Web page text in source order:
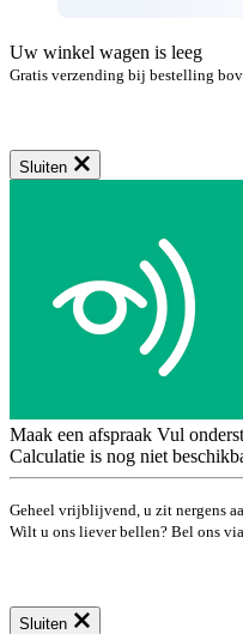
Uw winkel wagen is leeg
Gratis verzending bij bestelling
Sluiten
Maak een afspraak Vul
Calculatie is nog niet
Geheel vrijblijvend, u zit nergens
Wilt u ons liever bellen? Bel ons via
Sluiten